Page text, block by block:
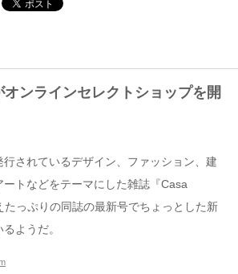
ンラインセレクトショップを開
されているデザイン、ファッション、建
トなどをテーマにした雑誌『Casa
たっぷりの同誌の最新号でちょっとした新
ようだ。